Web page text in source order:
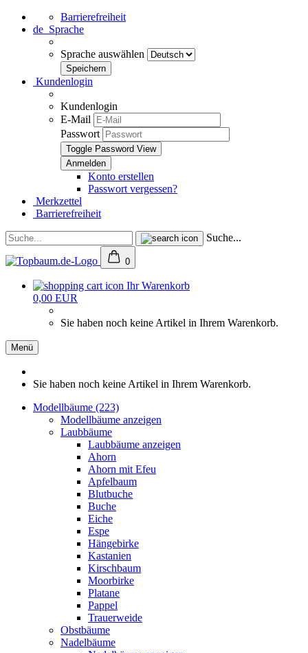
Barrierefreiheit
de Sprache
Sprache auswählen
Kundenlogin
Kundenlogin
E-Mail
Passwort
Toggle Password View
Konto erstellen
Passwort vergessen?
Merkzettel
Barrierefreiheit
Suche...
0
Ihr Warenkorb
0,00 EUR
Sie haben noch keine Artikel in Ihrem Warenkorb.
Menü
Sie haben noch keine Artikel in Ihrem Warenkorb.
Modellbäume (223)
Modellbäume anzeigen
Laubbäume
Laubbäume anzeigen
Ahorn
Ahorn mit Efeu
Apfelbaum
Blutbuche
Buche
Eiche
Espe
Hängebirke
Kastanien
Kirschbaum
Moorbirke
Platane
Pappel
Trauerweide
Obstbäume
Nadelbäume